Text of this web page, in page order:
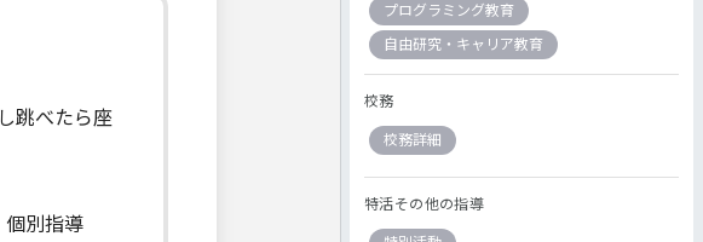
跳べたら座
個別指導
プログラミング教育
自由研究・キャリア教育
校務
校務詳細
特活その他の指導